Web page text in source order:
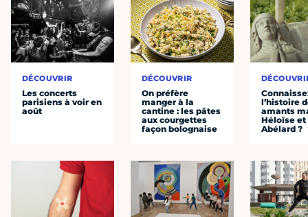
DÉCOUVRIR
Les concerts
parisiens à voir en
août
DÉCOUVRIR
On préfère
manger à la
cantine : les pâtes
aux courgettes
façon bolognaise
l’histoire
amants
Héloïse et
Abélard ?